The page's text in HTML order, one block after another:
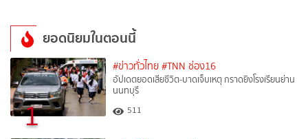
ยอดนิยมในตอนนี้
1
#ข่าวทั่วไทย #TNN ช่อง16
อัปเดตยอดเสียชีวิต-บาดเจ็บเหตุ กราดยิงโรงเรียนย่าน
นนทบุรี
511